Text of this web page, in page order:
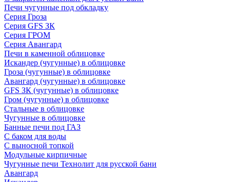
Печи чугунные под обкладку
Серия Гроза
Серия GFS ЗК
Серия ГРОМ
Серия Авангард
Печи в каменной облицовке
Искандер (чугунные) в облицовке
Гроза (чугунные) в облицовке
Авангард (чугунные) в облицовке
GFS ЗК (чугунные) в облицовке
Гром (чугунные) в облицовке
Стальные в облицовке
Чугунные в облицовке
Банные печи под ГАЗ
С баком для воды
С выносной топкой
Модульные кирпичные
Чугунные печи Технолит для русской бани
Авангард